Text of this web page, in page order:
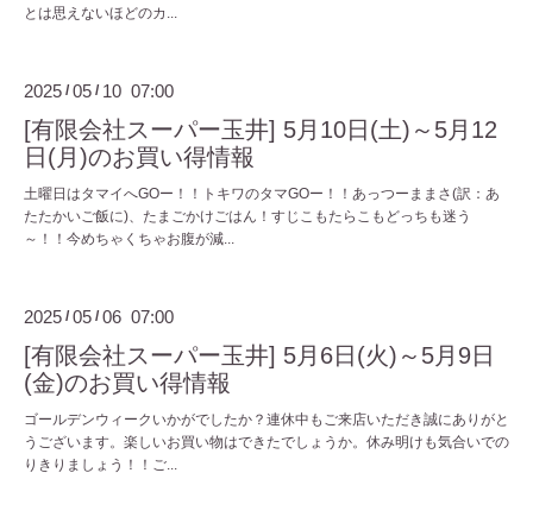
とは思えないほどのカ...
2025 /05 / 10 07:00
[有限会社スーパー玉井] 5月10日(土)～5月12
日(月)のお買い得情報
土曜日はタマイへGOー！！トキワのタマGOー！！あっつーままさ(訳：あ
たたかいご飯に)、たまごかけごはん！すじこもたらこもどっちも迷う
～！！今めちゃくちゃお腹が減...
2025 /05 /06 07:00
[有限会社スーパー玉井] 5月6日(火)～5月9日
(金)のお買い得情報
ゴールデンウィークいかがでしたか？連休中もご来店いただき誠にありがと
うございます。楽しいお買い物はできたでしょうか。休み明けも気合いでの
りきりましょう！！ご...